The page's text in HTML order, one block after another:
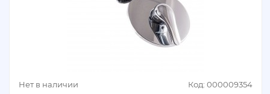
Нет в наличии Код: 000009354